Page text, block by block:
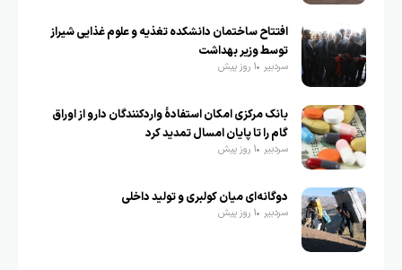
افتتاح ساختمان دانشکده تغذیه و علوم غذایی شیراز
توسط وزیر بهداشت
سردبیر 1 روز پیش
بانک مرکزی امکان استفادۀ واردکنندگان دارو از اوراق
گام را تا پایان امسال تمدید کرد
سردبیر 1 روز پیش
دوگانه‌ای میان کولبری و تولید داخلی
سردبیر 1 روز پیش